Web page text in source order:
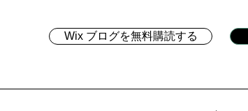
Wix ブログを無料購読する